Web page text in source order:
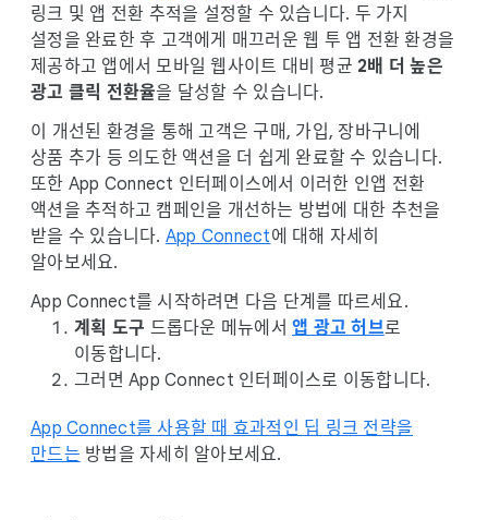
링크 및 앱 전환 추적을 설정할 수 있습니다. 두 가지
설정을 완료한 후 고객에게 매끄러운 웹 투 앱 전환 환경을
제공하고 앱에서 모바일 웹사이트 대비 평균 2배 더 높은
광고 클릭 전환율을 달성할 수 있습니다.
이 개선된 환경을 통해 고객은 구매, 가입, 장바구니에
상품 추가 등 의도한 액션을 더 쉽게 완료할 수 있습니다.
또한 App Connect 인터페이스에서 이러한 인앱 전환
액션을 추적하고 캠페인을 개선하는 방법에 대한 추천을
받을 수 있습니다. App Connect에 대해 자세히
알아보세요.
App Connect를 시작하려면 다음 단계를 따르세요.
계획 도구 드롭다운 메뉴에서 앱 광고 허브로
이동합니다.
그러면 App Connect 인터페이스로 이동합니다.
App Connect를 사용할 때 효과적인 딥 링크 전략을
만드는 방법을 자세히 알아보세요.